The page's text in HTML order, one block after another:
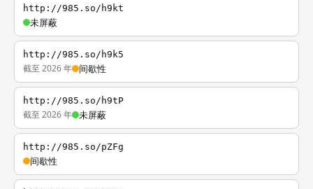
http://985.so/h9kt
未屏蔽
http://985.so/h9k5
截至 2026 年 间歇性
http://985.so/h9tP
截至 2026 年 未屏蔽
http://985.so/pZFg
间歇性